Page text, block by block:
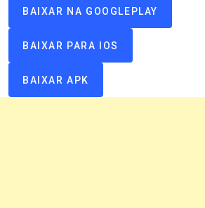
BAIXAR NA GOOGLEPLAY
BAIXAR PARA IOS
BAIXAR APK